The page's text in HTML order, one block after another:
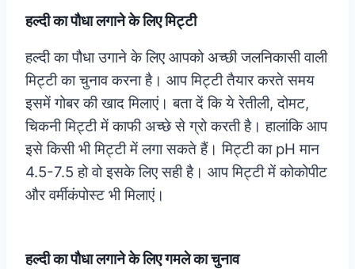
हल्दी का पौधा लगाने के लिए मिट्टी
हल्दी का पौधा उगाने के लिए आपको अच्छी जलनिकासी वाली
मिट्टी का चुनाव करना है। आप मिट्टी तैयार करते समय
इसमें गोबर की खाद मिलाएं। बता दें कि ये रेतीली, दोमट,
चिकनी मिट्टी में काफी अच्छे से ग्रो करती है। हालांकि आप
इसे किसी भी मिट्टी में लगा सकते हैं। मिट्टी का pH मान
4.5-7.5 हो वो इसके लिए सही है। आप मिट्टी में कोकोपीट
और वर्मीकंपोस्ट भी मिलाएं।
हल्दी का पौधा लगाने के लिए गमले का चुनाव